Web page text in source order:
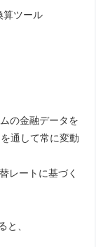
算ツール
の金融データを
通して常に変動
レートに基づく
と、